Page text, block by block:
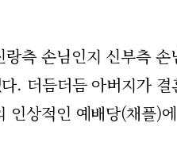
측 손님인지 신부측 손
. 더듬더듬 아버지가
인상적인 예배당(채플)